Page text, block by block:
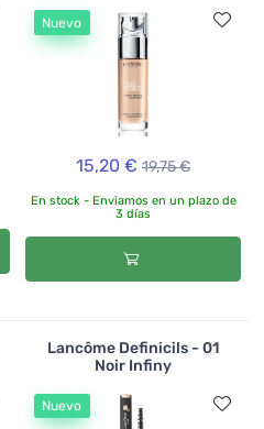
Nuevo
15,20 € 19,75 €
En stock - Enviamos en un plazo de
3 días
Lancôme Definicils - 01
Noir Infiny
Nuevo